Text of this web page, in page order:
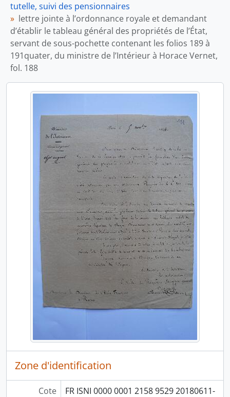
tutelle, suivi des pensionnaires
lettre jointe à l’ordonnance royale et demandant
d’établir le tableau général des propriétés de l’État,
servant de sous-pochette contenant les folios 189 à
191quater, du ministre de l’Intérieur à Horace Vernet,
fol. 188
Zone d'identification
Cote
FR ISNI 0000 0001 2158 9529 20180611-